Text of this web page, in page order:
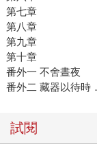
第七章
第八章
第九章
第十章
番外一 不舍晝夜
番外二 藏器以待時
試閱